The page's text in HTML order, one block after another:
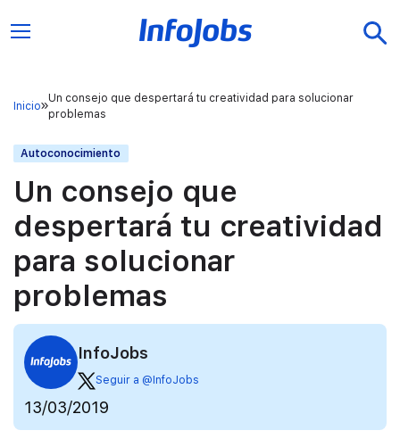
Inicio
Un consejo que despertará tu creatividad para solucionar
problemas
Autoconocimiento
Un consejo que
despertará tu creatividad
para solucionar
problemas
InfoJobs
Seguir a @InfoJobs
13/03/2019